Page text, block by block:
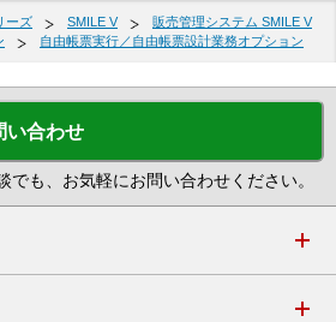
ーズ SMILE V
販売管理システム SMILE V
自由帳票実行／自由帳票設計業務オプション
い合わせ
でも、お気軽にお問い合わせください。